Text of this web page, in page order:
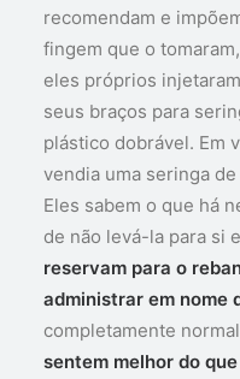
recomendam e
fingem que o
eles próprios
seus braços para
plástico dobrável. Em
vendia uma seringa
Eles sabem o que há
de não levá-la para si
reservam para o
administrar em nome
completamente
sentem melhor do